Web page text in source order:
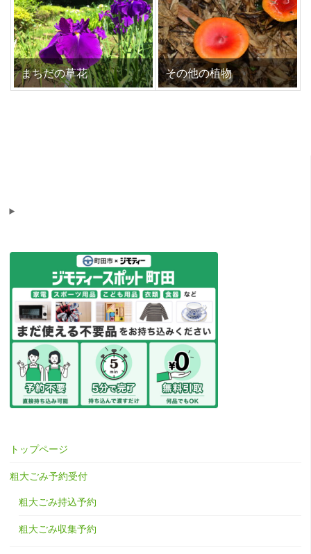
まちだの草花 その他の植物
トップページ
粗大ごみ予約受付
粗大ごみ持込予約
粗大ごみ収集予約